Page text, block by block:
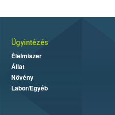
Ügyintézés
Élelmiszer
Állat
Növény
Labor/Egyéb